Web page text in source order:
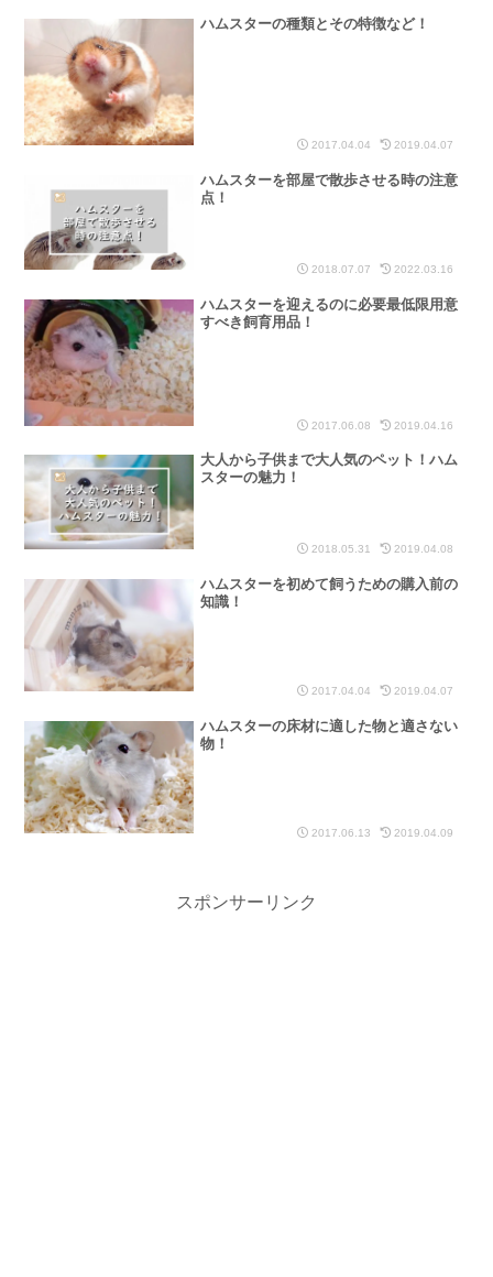
ハムスターの種類とその特徴など！
2017.04.04 2019.04.07
ハムスターを部屋で散歩させる時の注意
点！
2018.07.07 2022.03.16
ハムスターを迎えるのに必要最低限用意
すべき飼育用品！
2017.06.08 2019.04.16
大人から子供まで大人気のペット！ハム
スターの魅力！
2018.05.31 2019.04.08
ハムスターを初めて飼うための購入前の
知識！
2017.04.04 2019.04.07
ハムスターの床材に適した物と適さない
物！
2017.06.13 2019.04.09
スポンサーリンク